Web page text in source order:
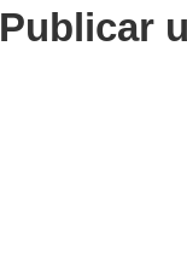
Publicar